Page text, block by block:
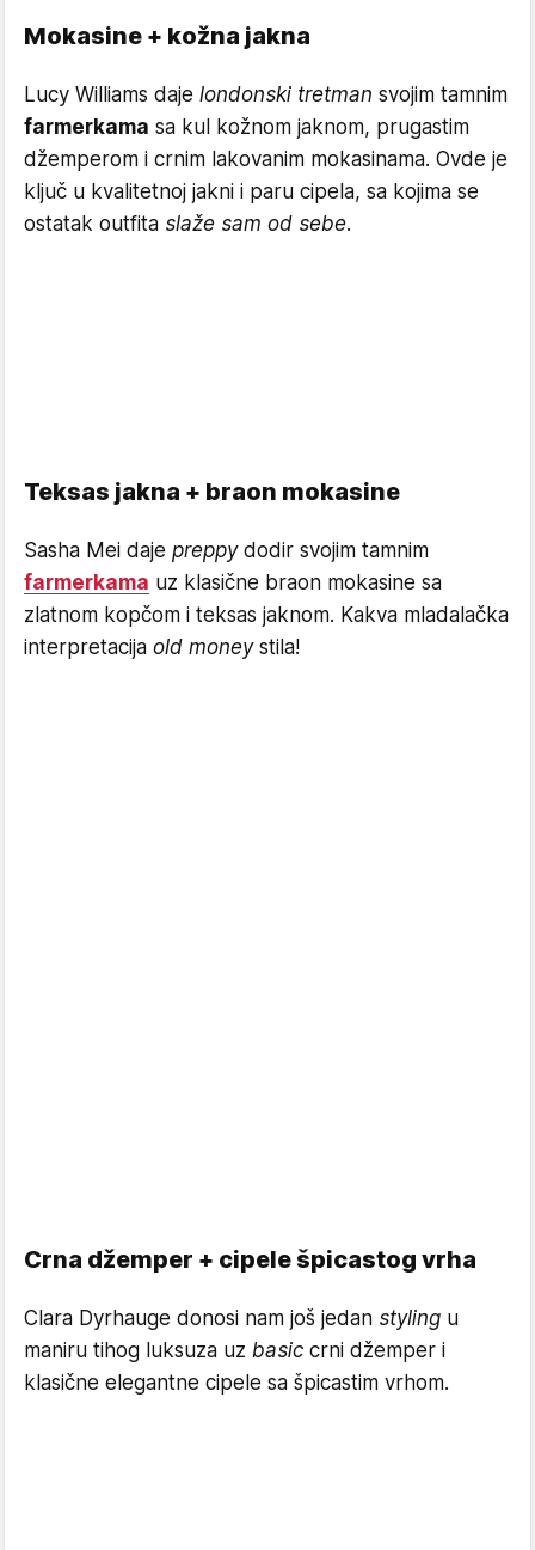
Mokasine + kožna jakna
Lucy Williams daje londonski tretman svojim tamnim
farmerkama sa kul kožnom jaknom, prugastim
džemperom i crnim lakovanim mokasinama. Ovde je
ključ u kvalitetnoj jakni i paru cipela, sa kojima se
ostatak outfita slaže sam od sebe.
Teksas jakna + braon mokasine
Sasha Mei daje preppydodir svojim tamnim
farmerkama uz klasične braon mokasine sa
zlatnom kopčom i teksas jaknom. Kakva mladalačka
interpretacija old moneystila!
Crna džemper + cipele špicastog vrha
Clara Dyrhauge donosi nam još jedan styling u
maniru tihog luksuza uz basic crni džemper i
klasične elegantne cipele sa špicastim vrhom.